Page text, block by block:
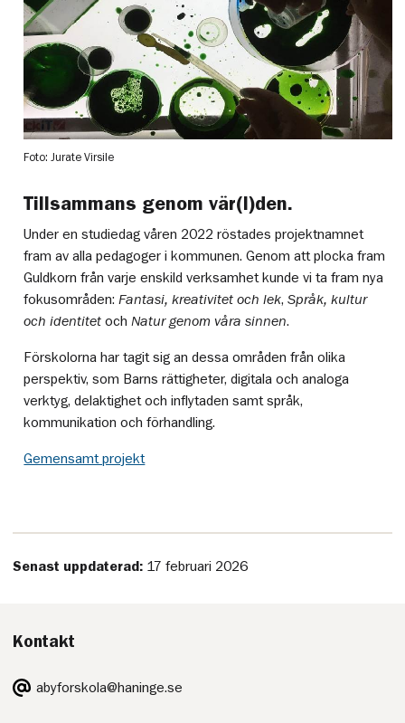
Foto: Jurate Virsile
Tillsammans genom vär(l)den.
Under en studiedag våren 2022 röstades projektnamnet
fram av alla pedagoger i kommunen. Genom att plocka fram
Guldkorn från varje enskild verksamhet kunde vi ta fram nya
fokusområden: Fantasi, kreativitet och lek,Språk, kultur
och identitet och Natur genom våra sinnen.
Förskolorna har tagit sig an dessa områden från olika
perspektiv, som Barns rättigheter, digitala och analoga
verktyg, delaktighet och inflytaden samt språk,
kommunikation och förhandling.
Gemensamt projekt
Senast uppdaterad: 17 februari 2026
Kontakt
E-
post:
abyforskola@haninge.se